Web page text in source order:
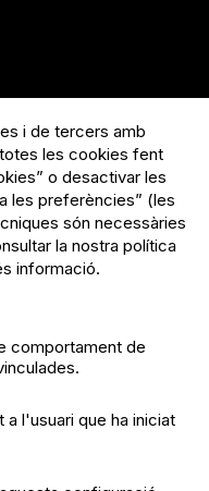
les activitats
col·lectius
i de tercers amb
les cookies fent
o desactivar les
les preferències” (les
són necessàries
la nostra política
informació.
comportament de
l'usuari que ha iniciat